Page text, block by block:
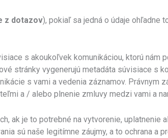
z dotazov), pokiaľ sa jedná o údaje ohľadne
s akoukoľvek komunikáciou, ktorú nám
stránky vygenerujú metadáta súvisiace s
s vami a vedenia záznamov. Právnym
a / alebo plnenie zmluvy medzi vami a
ak je to potrebné na vytvorenie, uplatnenie
sú naše legitímne záujmy, a to ochrana a